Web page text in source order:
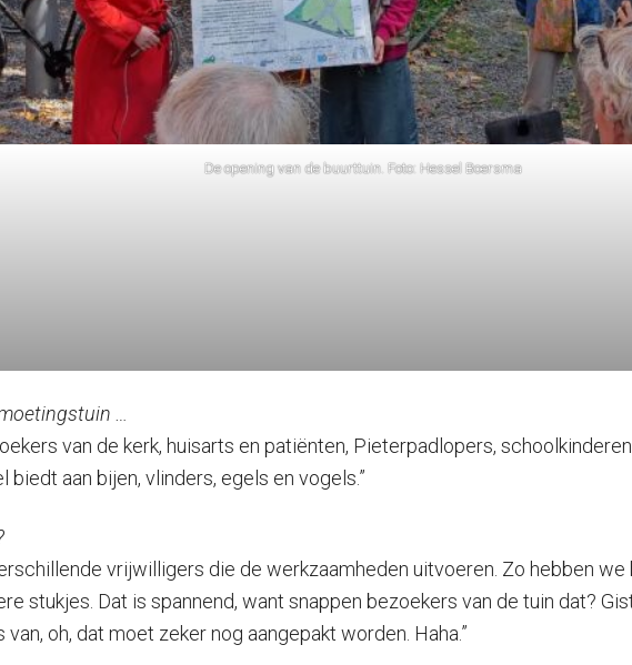
De opening van de buurttuin. Foto: Hessel Boersma
…
van de kerk, huisarts en patiënten, Pieterpadlopers,
aan bijen, vlinders, egels en vogels.”
vrijwilligers die de werkzaamheden uitvoeren. Zo hebben
stukjes. Dat is spannend, want snappen bezoekers van de tuin dat?
oh, dat moet zeker nog aangepakt worden. Haha.”